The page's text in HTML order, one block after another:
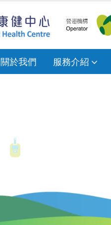
關於我們 服務介紹